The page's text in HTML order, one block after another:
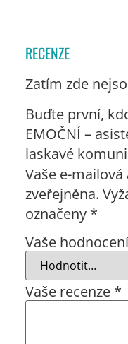
RECENZE
Zatím zde
Buďte první,
EMOČNÍ –
laskavé
Vaše e-
zveřejněna.
označeny *
Vaše
Vaše recenze *